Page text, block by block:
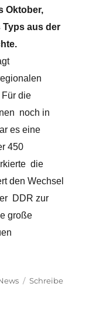
Oktober,
Typs aus der
die
noch in
es eine
450
die
den Wechsel
DDR zur
große
bei Lufthansa
Schreibe